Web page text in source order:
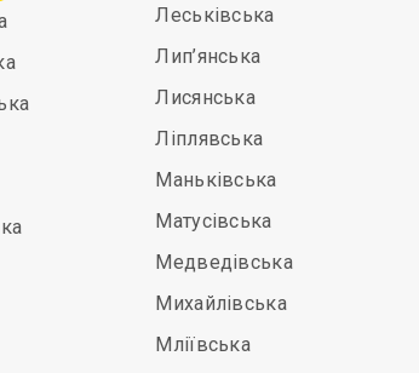
Леськівська
Лип’янська
Лисянська
Ліплявська
Маньківська
Матусівська
Медведівська
Михайлівська
Мліївська